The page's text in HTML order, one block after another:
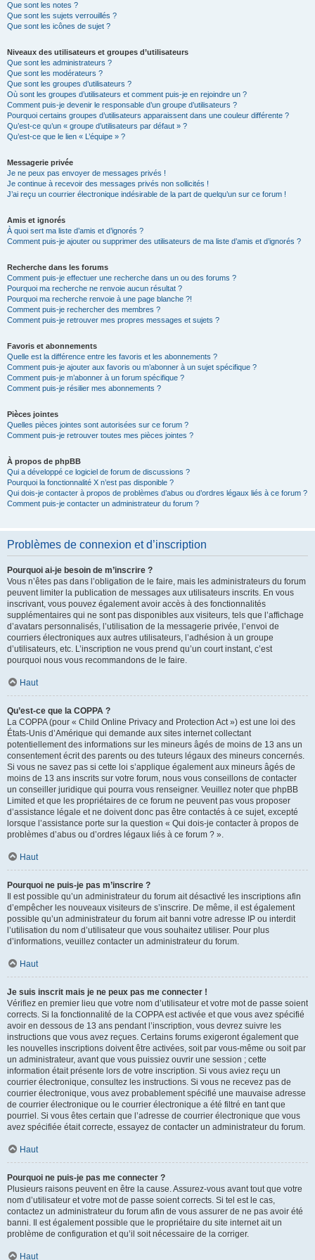
Que sont les notes ?
Que sont les sujets verrouillés ?
Que sont les icônes de sujet ?
Niveaux des utilisateurs et groupes d’utilisateurs
Que sont les administrateurs ?
Que sont les modérateurs ?
Que sont les groupes d’utilisateurs ?
Où sont les groupes d’utilisateurs et comment puis-je en rejoindre un ?
Comment puis-je devenir le responsable d’un groupe d’utilisateurs ?
Pourquoi certains groupes d’utilisateurs apparaissent dans une couleur différente ?
Qu’est-ce qu’un « groupe d’utilisateurs par défaut » ?
Qu’est-ce que le lien « L’équipe » ?
Messagerie privée
Je ne peux pas envoyer de messages privés !
Je continue à recevoir des messages privés non sollicités !
J’ai reçu un courrier électronique indésirable de la part de quelqu’un sur ce forum !
Amis et ignorés
À quoi sert ma liste d’amis et d’ignorés ?
Comment puis-je ajouter ou supprimer des utilisateurs de ma liste d’amis et d’ignorés ?
Recherche dans les forums
Comment puis-je effectuer une recherche dans un ou des forums ?
Pourquoi ma recherche ne renvoie aucun résultat ?
Pourquoi ma recherche renvoie à une page blanche ?!
Comment puis-je rechercher des membres ?
Comment puis-je retrouver mes propres messages et sujets ?
Favoris et abonnements
Quelle est la différence entre les favoris et les abonnements ?
Comment puis-je ajouter aux favoris ou m’abonner à un sujet spécifique ?
Comment puis-je m’abonner à un forum spécifique ?
Comment puis-je résilier mes abonnements ?
Pièces jointes
Quelles pièces jointes sont autorisées sur ce forum ?
Comment puis-je retrouver toutes mes pièces jointes ?
À propos de phpBB
Qui a développé ce logiciel de forum de discussions ?
Pourquoi la fonctionnalité X n’est pas disponible ?
Qui dois-je contacter à propos de problèmes d’abus ou d’ordres légaux liés à ce forum ?
Comment puis-je contacter un administrateur du forum ?
Problèmes de connexion et d’inscription
Pourquoi ai-je besoin de m’inscrire ?
Vous n’êtes pas dans l’obligation de le faire, mais les administrateurs du forum
peuvent limiter la publication de messages aux utilisateurs inscrits. En vous
inscrivant, vous pouvez également avoir accès à des fonctionnalités
supplémentaires qui ne sont pas disponibles aux visiteurs, tels que l’affichage
d’avatars personnalisés, l’utilisation de la messagerie privée, l’envoi de
courriers électroniques aux autres utilisateurs, l’adhésion à un groupe
d’utilisateurs, etc. L’inscription ne vous prend qu’un court instant, c’est
pourquoi nous vous recommandons de le faire.
Haut
Qu’est-ce que la COPPA ?
La COPPA (pour « Child Online Privacy and Protection Act ») est une loi des
États-Unis d’Amérique qui demande aux sites internet collectant
potentiellement des informations sur les mineurs âgés de moins de 13 ans un
consentement écrit des parents ou des tuteurs légaux des mineurs concernés.
Si vous ne savez pas si cette loi s’applique également aux mineurs âgés de
moins de 13 ans inscrits sur votre forum, nous vous conseillons de contacter
un conseiller juridique qui pourra vous renseigner. Veuillez noter que phpBB
Limited et que les propriétaires de ce forum ne peuvent pas vous proposer
d’assistance légale et ne doivent donc pas être contactés à ce sujet, excepté
lorsque l’assistance porte sur la question « Qui dois-je contacter à propos de
problèmes d’abus ou d’ordres légaux liés à ce forum ? ».
Haut
Pourquoi ne puis-je pas m’inscrire ?
Il est possible qu’un administrateur du forum ait désactivé les inscriptions afin
d’empêcher les nouveaux visiteurs de s’inscrire. De même, il est également
possible qu’un administrateur du forum ait banni votre adresse IP ou interdit
l’utilisation du nom d’utilisateur que vous souhaitez utiliser. Pour plus
d’informations, veuillez contacter un administrateur du forum.
Haut
Je suis inscrit mais je ne peux pas me connecter !
Vérifiez en premier lieu que votre nom d’utilisateur et votre mot de passe soient
corrects. Si la fonctionnalité de la COPPA est activée et que vous avez spécifié
avoir en dessous de 13 ans pendant l’inscription, vous devrez suivre les
instructions que vous avez reçues. Certains forums exigeront également que
les nouvelles inscriptions doivent être activées, soit par vous-même ou soit par
un administrateur, avant que vous puissiez ouvrir une session ; cette
information était présente lors de votre inscription. Si vous aviez reçu un
courrier électronique, consultez les instructions. Si vous ne recevez pas de
courrier électronique, vous avez probablement spécifié une mauvaise adresse
de courrier électronique ou le courrier électronique a été filtré en tant que
pourriel. Si vous êtes certain que l’adresse de courrier électronique que vous
avez spécifiée était correcte, essayez de contacter un administrateur du forum.
Haut
Pourquoi ne puis-je pas me connecter ?
Plusieurs raisons peuvent en être la cause. Assurez-vous avant tout que votre
nom d’utilisateur et votre mot de passe soient corrects. Si tel est le cas,
contactez un administrateur du forum afin de vous assurer de ne pas avoir été
banni. Il est également possible que le propriétaire du site internet ait un
problème de configuration et qu’il soit nécessaire de la corriger.
Haut